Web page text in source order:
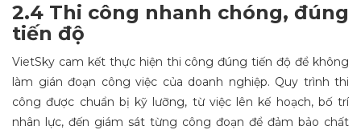
2.4 Thi công nhanh chóng, đúng
tiến độ
VietSky cam kết thực hiện thi công đúng tiến độ để không
làm gián đoạn công việc của doanh nghiệp. Quy trình thi
công được chuẩn bị kỹ lưỡng, từ việc lên kế hoạch, bố trí
nhân lực, đến giám sát từng công đoạn để đảm bảo chất